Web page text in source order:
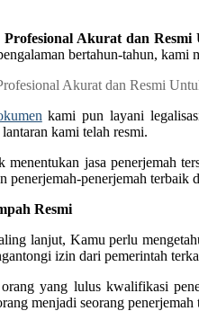
Akurat dan
bertahun-tahun, kami
kami pun layani
kami telah resmi.
jasa penerjemah
penerjemah-penerjemah terbaik
Resmi
lanjut, Kamu perlu
izin dari pemerintah
yang lulus kwalifikasi
menjadi seorang penerjemah